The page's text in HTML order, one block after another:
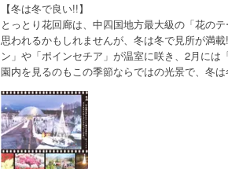
【冬は冬で良い!!】
とっとり花回廊は、中四国地方最大級の「花の
思われるかもしれませんが、冬は冬で見所が満
ン」や「ポインセチア」が温室に咲き、2月に
園内を見るのもこの季節ならではの光景で、冬